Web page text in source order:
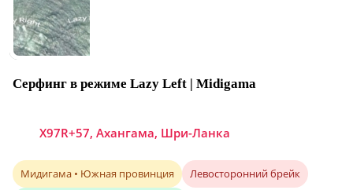
Серфинг в режиме Lazy Left | Midigama
X97R+57, Ахангама, Шри-Ланка
Мидигама • Южная провинция
Левосторонний брейк